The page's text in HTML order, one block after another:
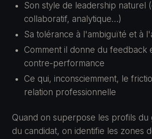
Son style de leadership naturel
collaboratif, analytique…)
Sa tolérance à l'ambiguïté et à
Comment il donne du feedback
contre-performance
Ce qui, inconsciemment, le
relation professionnelle
Quand on superpose les profils du
du candidat, on identifie les zones